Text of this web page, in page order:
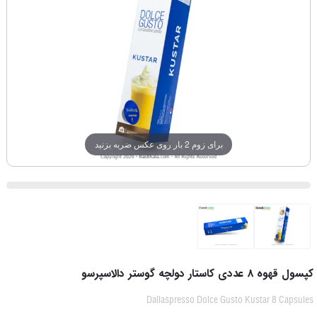
برای زوم 2 بار روی عکس ضربه بزنید
کپسول قهوه 8 عددی کاستار دولچه گوستر دالاسپرسو
Dallaspresso Dolce Gusto Kustar 8 Capsules